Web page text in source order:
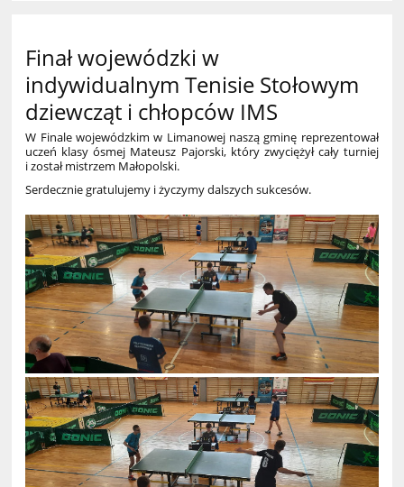
Finał wojewódzki w
indywidualnym Tenisie Stołowym
dziewcząt i chłopców IMS
W Finale wojewódzkim w Limanowej naszą gminę reprezentował
uczeń klasy ósmej Mateusz Pajorski, który zwyciężył cały turniej
i został mistrzem Małopolski.
Serdecznie gratulujemy i życzymy dalszych sukcesów.